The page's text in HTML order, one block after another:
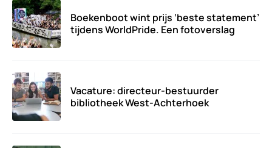
Boekenboot wint prijs ‘beste statement’
tijdens WorldPride. Een fotoverslag
Vacature: directeur-bestuurder
bibliotheek West-Achterhoek